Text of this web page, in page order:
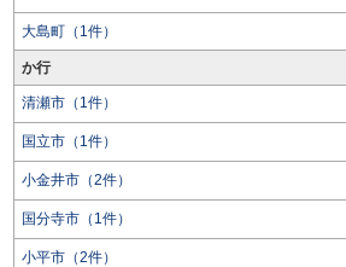
大島町（1件）
か行
清瀬市（1件）
国立市（1件）
小金井市（2件）
国分寺市（1件）
小平市（2件）